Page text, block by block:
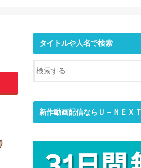
タイトルや人名で検索
新作動画配信ならＵ－ＮＥＸＴ